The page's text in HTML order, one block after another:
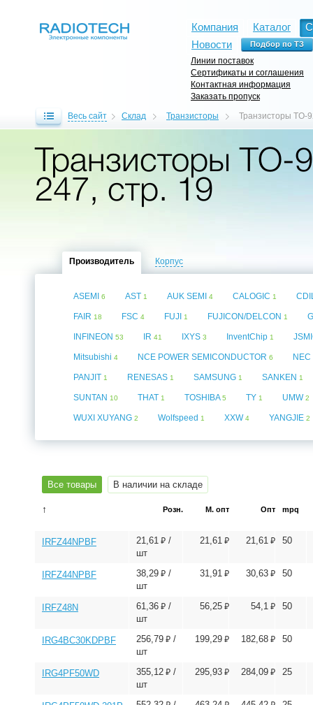
Компания Каталог
Новости
Линии поставок
Сертификаты и соглашения
Контактная информация
Заказать пропуск
Весь сайт Склад Транзисторы Транзисторы TO-
Транзисторы
247, стр. 19
Производитель Корпус
ASEMI 6 AST 1 AUK SEMI 4 CALOGIC 1
FAIR 18 FSC 4 FUJI 1 FUJICON/DELCON 1
INFINEON 53 IR 41 IXYS 3 InventChip 1
Mitsubishi 4 NCE POWER SEMICONDUCTOR 6 NEC
PANJIT 1 RENESAS 1 SAMSUNG 1 SANKEN 1
SUNTAN 10 THAT 1 TOSHIBA5 TY 1 UMW2
WUXI XUYANG 2 Wolfspeed 1 XXW4 YANGJIE 2
Все товары В наличии на складе
↑ Розн. М. опт Опт mpq
IRFZ44NPBF 21,61 ⃏ /
шт
21,61 ⃏ 21,61 ⃏ 50
IRFZ44NPBF 38,29 ⃏ /
шт
31,91 ⃏ 30,63 ⃏ 50
IRFZ48N 61,36 ⃏ /
шт
56,25 ⃏ 54,1 ⃏ 50
IRG4BC30KDPBF 256,79 ⃏ /
шт
199,29 ⃏ 182,68 ⃏ 50
IRG4PF50WD 355,12 ⃏ /
шт
295,93 ⃏ 284,09 ⃏ 25